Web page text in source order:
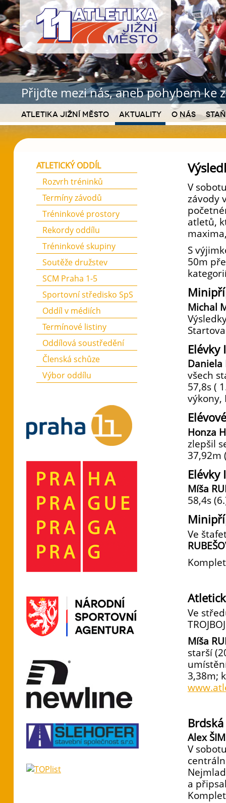
Přijďte mezi nás, aneb pohybem ke
Atletika Jižní Město Aktuality O nás
V
závody
atletů,
S
50m
Michal
Elévky
Daniela
všech
57,8s (
výkony,
Honza
zlepšil
37,92m
Elévky
Míša
58,4s
Ve
Ve
Míša
starší
3,38m;
Alex
V
a
ATLETICKÝ ODDÍL
Rozvrh tréninků
Termíny závodů
Tréninkové prostory
Rekordy oddílu
Tréninkové skupiny
Soutěže družstev
SCM Praha 1-5
Sportovní středisko SpS
Oddíl v médiích
Termínové listiny
Oddílová soustředění
Členská schůze
Výbor oddílu